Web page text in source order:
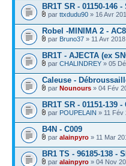
BR1T SR - 01150-146
par ttxdudu90 » 16 Avr
Robel -MINIMA 2 -
par Bruno37 » 11 Avr
BR1T - AJECTA (ex
par CHALINDREY » 05
Caleuse -
par Nounours » 04 Fév
BR1T SR - 01151-139
par POUPELAIN » 11 Fév
B4N - C009
par alainpyro » 11 Mar
BR1 TS - 96185-138 -
par alainpyro » 04 Nov